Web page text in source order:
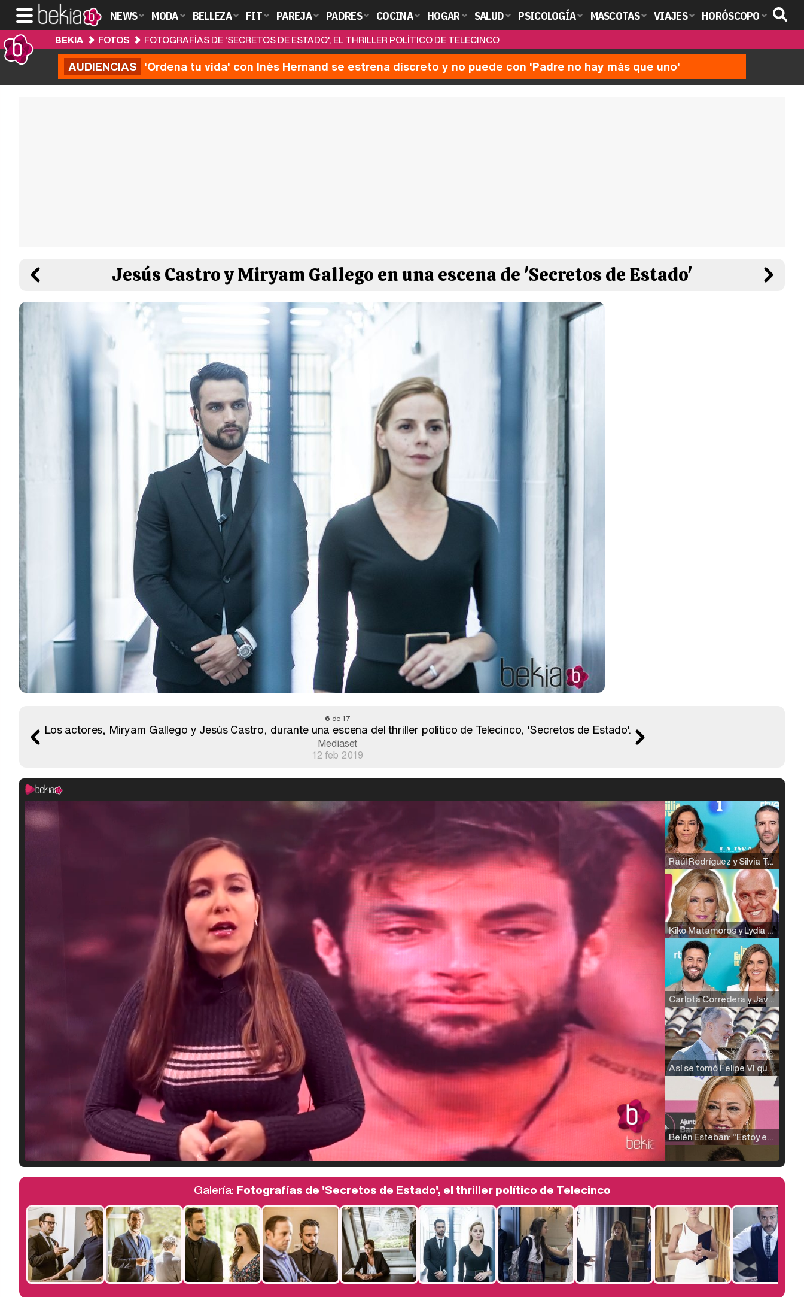
NEWS MODA BELLEZA FIT PAREJA PADRES COCINA HOGAR SALUD PSICOLOGÍA MASCOTAS VIAJES HORÓSCOPO
BEKIA FOTOS FOTOGRAFÍAS DE 'SECRETOS DE ESTADO', EL THRILLER POLÍTICO DE TELECINCO
AUDIENCIAS 'Ordena tu vida' con Inés Hernand se estrena discreto y no puede con 'Padre no hay más que uno'
Jesús Castro y Miryam Gallego en una escena de 'Secretos de Estado'
6 de 17
Los actores, Miryam Gallego y Jesús Castro, durante una escena del thriller político de Telecinco, 'Secretos de Estado'.
Mediaset
12 feb 2019
Raúl Rodríguez y Silvia Taulés nos cuentan su papel en 'La familia de la tele'
Kiko Matamoros y Lydia Lozano: "Nuestro público es de todas las edades y RTVE tiene un público muy pegado a las novelas, al que tenemos que captar"
Carlota Corredera y Javier de Hoyos: "La tele tiene que representar al público también y aquí están todos los perfiles posibles&quo;
Así se tomó Felipe VI que la Infanta Sofía no quisiera recibir formación militar
Belén Esteban: "Estoy emocionada, muy contenta y muy feliz por llegar a RTVE"
Manu Baqueiro: "Tuve como referente a Bruce Willis en 'Luz de Luna' para mi trabajo en la serie 'Perdiendo el juicio'"
Galería: Fotografías de 'Secretos de Estado', el thriller político de Telecinco